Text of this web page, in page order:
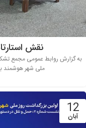
نقش
ملی شهر هوشمند
12
آبان